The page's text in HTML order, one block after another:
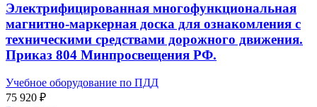
Электрифицированная многофункциональная
магнитно-маркерная доска для ознакомления с
техническими средствами дорожного движения.
Приказ 804 Минпросвещения РФ.
Учебное оборудование по ПДД
75 920 ₽